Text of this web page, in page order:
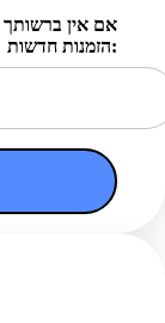
אם אין ברשותך
הזמנות חדשות: